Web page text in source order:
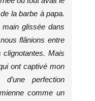
la barbe à papa.
glissée dans
flânions entre
Mais
ont captivé mon
perfection
comme un